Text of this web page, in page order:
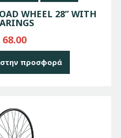
WHEEL 28” WITH
68.00
προσφορά